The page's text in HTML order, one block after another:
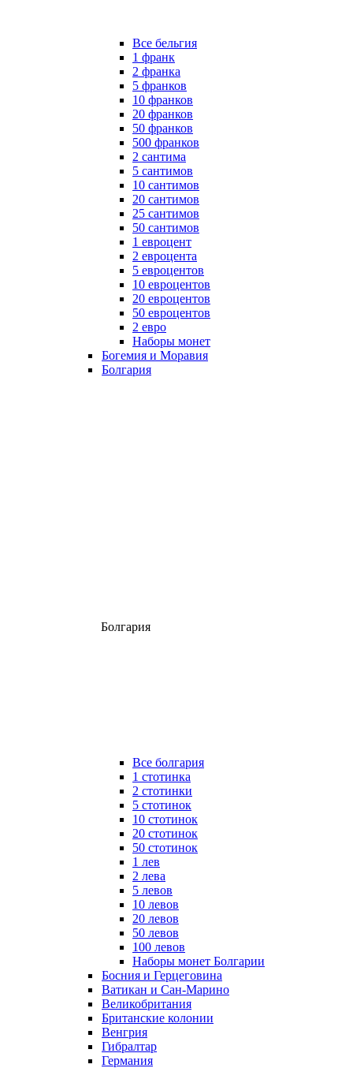
Все бельгия
1 франк
2 франка
5 франков
10 франков
20 франков
50 франков
500 франков
2 сантима
5 сантимов
10 сантимов
20 сантимов
25 сантимов
50 сантимов
1 евроцент
2 евроцента
5 евроцентов
10 евроцентов
20 евроцентов
50 евроцентов
2 евро
Наборы монет
Богемия и Моравия
Болгария
Болгария
Все болгария
1 стотинка
2 стотинки
5 стотинок
10 стотинок
20 стотинок
50 стотинок
1 лев
2 лева
5 левов
10 левов
20 левов
50 левов
100 левов
Наборы монет Болгарии
Босния и Герцеговина
Ватикан и Сан-Марино
Великобритания
Британские колонии
Венгрия
Гибралтар
Германия